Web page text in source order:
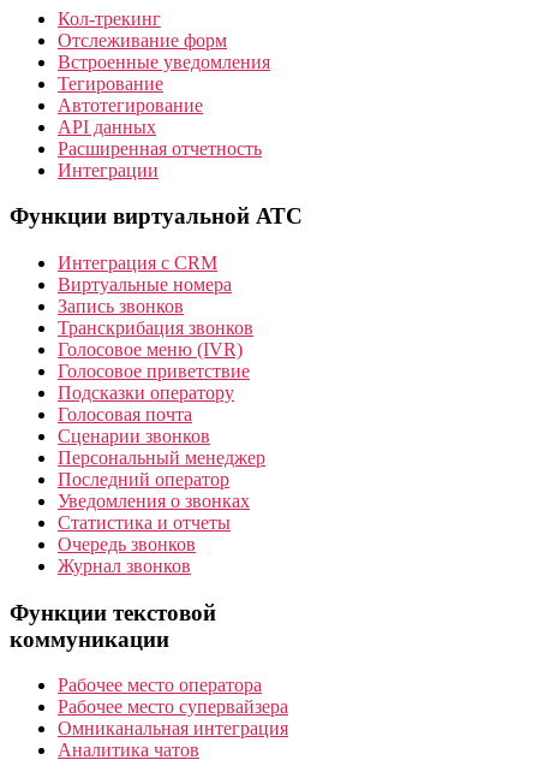
Кол-трекинг
Отслеживание форм
Встроенные уведомления
Тегирование
Автотегирование
API данных
Расширенная отчетность
Интеграции
Функции виртуальной АТС
Интеграция с CRM
Виртуальные номера
Запись звонков
Транскрибация звонков
Голосовое меню (IVR)
Голосовое приветствие
Подсказки оператору
Голосовая почта
Сценарии звонков
Персональный менеджер
Последний оператор
Уведомления о звонках
Статистика и отчеты
Очередь звонков
Журнал звонков
Функции текстовой
коммуникации
Рабочее место оператора
Рабочее место супервайзера
Омниканальная интеграция
Аналитика чатов